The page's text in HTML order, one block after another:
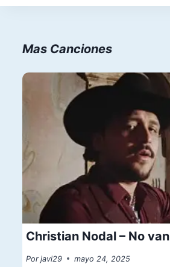
Mas Canciones
Christian Nodal – No van
Por javi29 mayo 24, 2025